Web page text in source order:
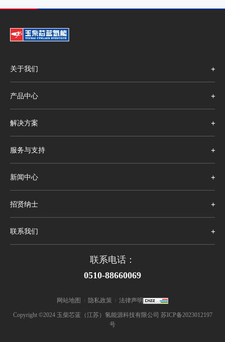
关于我们
产品中心
解决方案
服务与支持
新闻中心
招贤纳士
联系我们
联系电话：
0510-88660069
网站地图 | 隐私政策 | 法律声明
Copyright ©2024 玉柴芯蓝（江苏）氢能源科技有限公司 苏ICP备2023012197
号